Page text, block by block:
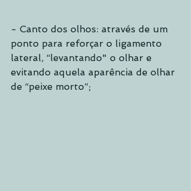
- Canto dos olhos: através de um
ponto para reforçar o ligamento
lateral, “levantando" o olhar e
evitando aquela aparência de olhar
de “peixe morto”;